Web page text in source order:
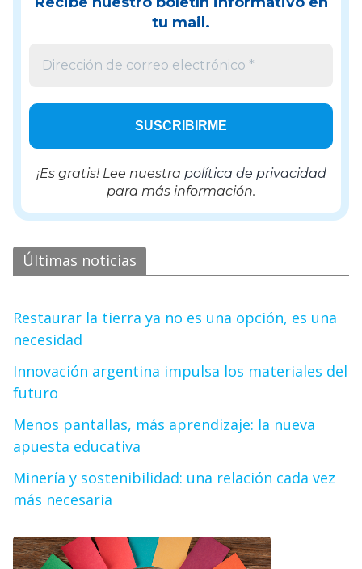
tu mail.
¡Es gratis! Lee nuestra política de privacidad
para más información.
Últimas noticias
Restaurar la tierra ya no es una opción, es una
necesidad
Innovación argentina impulsa los materiales del
futuro
Menos pantallas, más aprendizaje: la nueva
apuesta educativa
Minería y sostenibilidad: una relación cada vez
más necesaria